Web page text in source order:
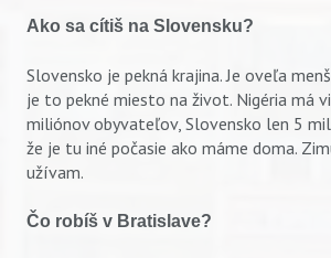
Ako sa cítiš na Slovensku?
Slovensko je pekná krajina. Je oveľa
je to pekné miesto na život. Nigéria má
miliónov obyvateľov, Slovensko len 5
že je tu iné počasie ako máme doma.
užívam.
Čo robíš v Bratislave?